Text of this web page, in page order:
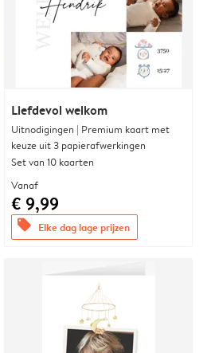
Liefdevol welkom
Uitnodigingen | Premium kaart met
keuze uit 3 papierafwerkingen
Set van 10 kaarten
Vanaf
€ 9,99
offers Elke dag lage prijzen